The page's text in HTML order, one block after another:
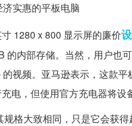
实惠的平板电脑
1280 x 800 显示屏的廉价
的内部存储。当然，用户也
视频。亚马逊表示，这款
电，但使用官方充电器将设
格大致相同，只是它会获